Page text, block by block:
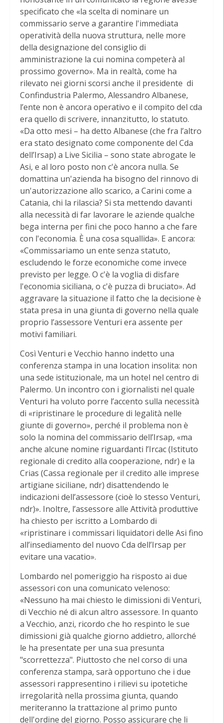
specificato che «la scelta di nominare un
commissario serve a garantire l'immediata
operatività della nuova struttura, nelle more
della designazione del consiglio di
amministrazione la cui nomina competerà al
prossimo governo». Ma in realtà, come ha
rilevato nei giorni scorsi anche il presidente di
Confindustria Palermo, Alessandro Albanese,
l’ente non è ancora operativo e il compito del cda
era quello di scrivere, innanzitutto, lo statuto.
«Da otto mesi – ha detto Albanese (che fra l’altro
era stato designato come componente del Cda
dell’Irsap) a Live Sicilia – sono state abrogate le
Asi, e al loro posto non c'è ancora nulla. Se
domattina un'azienda ha bisogno del rinnovo di
un'autorizzazione allo scarico, a Carini come a
Catania, chi la rilascia? Si sta mettendo davanti
alla necessità di far lavorare le aziende qualche
bega interna per fini che poco hanno a che fare
con l'economia. È una cosa squallida». E ancora:
«Commissariamo un ente senza statuto,
escludendo le forze economiche come invece
previsto per legge. O c'è la voglia di disfare
l'economia siciliana, o c'è puzza di bruciato». Ad
aggravare la situazione il fatto che la decisione è
stata presa in una giunta di governo nella quale
proprio l’assessore Venturi era assente per
motivi familiari.
Così Venturi e Vecchio hanno indetto una
conferenza stampa in una location insolita: non
una sede istituzionale, ma un hotel nel centro di
Palermo. Un incontro con i giornalisti nel quale
Venturi ha voluto porre l’accento sulla necessità
di «ripristinare le procedure di legalità nelle
giunte di governo», perché il problema non è
solo la nomina del commissario dell’Irsap, «ma
anche alcune nomine riguardanti l’Ircac (Istituto
regionale di credito alla cooperazione, ndr) e la
Crias (Cassa regionale per il credito alle imprese
artigiane siciliane, ndr) disattendendo le
indicazioni dell’assessore (cioè lo stesso Venturi,
ndr)». Inoltre, l’assessore alle Attività produttive
ha chiesto per iscritto a Lombardo di
«ripristinare i commissari liquidatori delle Asi fino
all’insediamento del nuovo Cda dell’Irsap per
evitare una vacatio».
Lombardo nel pomeriggio ha risposto ai due
assessori con una comunicato velenoso:
«Nessuno ha mai chiesto le dimissioni di Venturi,
di Vecchio né di alcun altro assessore. In quanto
a Vecchio, anzi, ricordo che ho respinto le sue
dimissioni già qualche giorno addietro, allorché
le ha presentate per una sua presunta
"scorrettezza". Piuttosto che nel corso di una
conferenza stampa, sarà opportuno che i due
assessori rappresentino i rilievi su ipotetiche
irregolarità nella prossima giunta, quando
meriteranno la trattazione al primo punto
dell'ordine del giorno. Posso assicurare che li